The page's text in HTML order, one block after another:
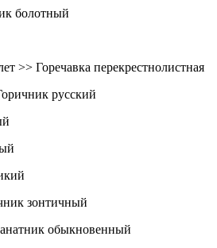
болотный
>> Горечавка перекрестнолистная
русский
зонтичный
обыкновенный